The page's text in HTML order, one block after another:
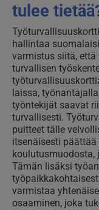
tulee
hallintaa
varmistus siitä,
turvallisen
laissa,
työntekijät saavat
turvallisesti.
puitteet tälle
itsenäisesti
koulutusmuodosta,
Tämän lisäksi
varmistaa
osaaminen, joka